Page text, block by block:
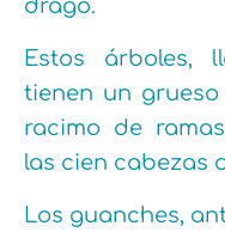
drago.
Estos árboles,
tienen un
racimo de
las cien cabezas
Los guanches,